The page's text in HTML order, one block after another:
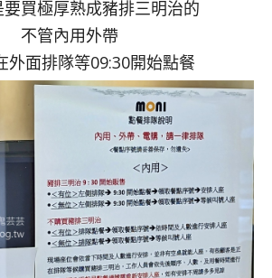
要買極厚熟成豬排三明治的
不管內用外帶
外面排隊等09:30開始點餐